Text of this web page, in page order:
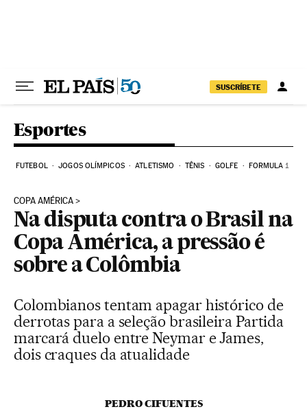
SUSCRÍBETE
Esportes
FUTEBOL JOGOS OLÍMPICOS ATLETISMO TÊNIS GOLFE FORMULA 1
COPA AMÉRICA
Na disputa contra o Brasil na
Copa América, a pressão é
sobre a Colômbia
Colombianos tentam apagar histórico de
derrotas para a seleção brasileira Partida
marcará duelo entre Neymar e James,
dois craques da atualidade
PEDRO CIFUENTES